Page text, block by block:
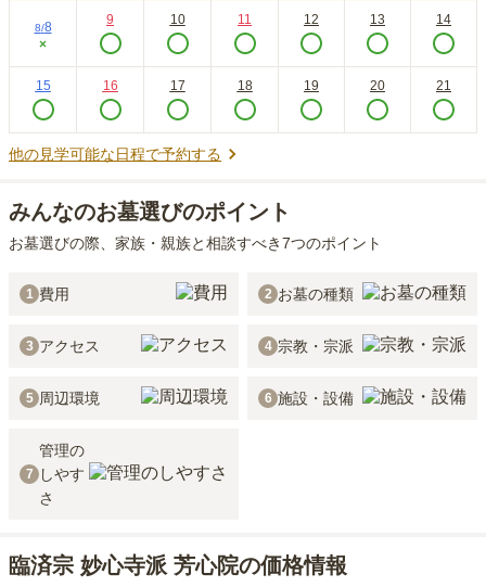
8/8
×
9 10 11 12 13 14
15 16 17 18 19 20 21
他の見学可能な日程で予約する
みんなのお墓選びのポイント
お墓選びの際、家族・親族と相談すべき7つのポイント
1 費用 2 お墓の種類
3 アクセス 4 宗教・宗派
5 周辺環境 6 施設・設備
7
管理の
しやす
さ
臨済宗 妙心寺派 芳心院の価格情報